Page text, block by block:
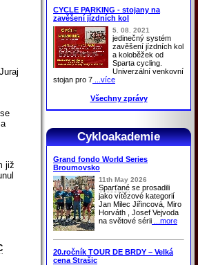
již
CYCLE PARKING - stojany na
zavěšení jízdních kol
5. 08. 2021
jedinečný systém
zavěšení jízdních kol
a koloběžek od
Sparta cycling.
Univerzální venkovní
stojan pro 7 ...více
Všechny zprávy
Cykloakademie
Grand fondo World Series
Broumovsko
11th May 2026
Sparťané se prosadili
jako vítězové kategorií
Jan Milec Jiřincová, Miro
Horváth , Josef Vejvoda
na světové sérii ...more
20.ročník TOUR DE BRDY – Velká
cena Strašic